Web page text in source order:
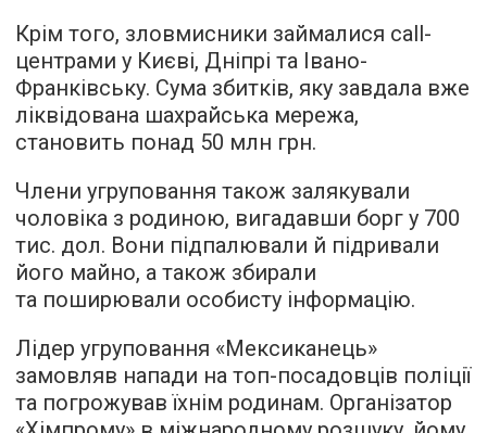
Крім того, зловмисники займалися call-
центрами у Києві, Дніпрі та Івано-
Франківську. Сума збитків, яку завдала вже
ліквідована шахрайська мережа,
становить понад 50 млн грн.
Члени угруповання також залякували
чоловіка з родиною, вигадавши борг у 700
тис. дол. Вони підпалювали й підривали
його майно, а також збирали
та поширювали особисту інформацію.
Лідер угруповання «Мексиканець»
замовляв напади на топ-посадовців поліції
та погрожував їхнім родинам. Організатор